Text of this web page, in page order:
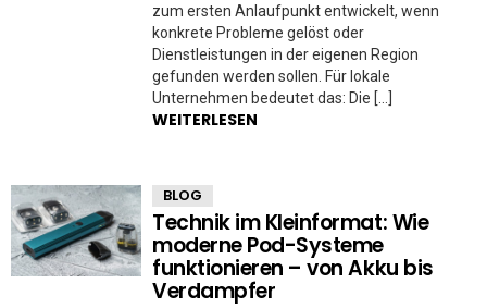
zum ersten Anlaufpunkt entwickelt, wenn
konkrete Probleme gelöst oder
Dienstleistungen in der eigenen Region
gefunden werden sollen. Für lokale
Unternehmen bedeutet das: Die […]
WEITERLESEN
BLOG
Technik im Kleinformat: Wie
moderne Pod-Systeme
funktionieren – von Akku bis
Verdampfer